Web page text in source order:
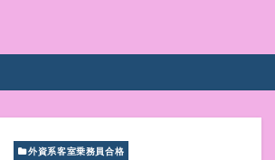
数UPｽｸｰﾙ
外資系客室乗務員合格